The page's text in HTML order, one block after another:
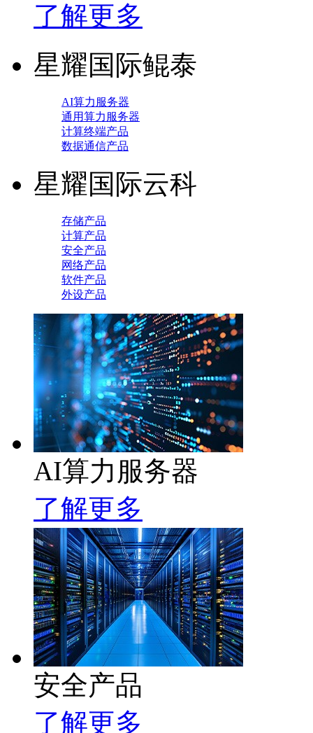
了解更多
星耀国际鲲泰
AI算力服务器
通用算力服务器
计算终端产品
数据通信产品
星耀国际云科
存储产品
计算产品
安全产品
网络产品
软件产品
外设产品
AI算力服务器
了解更多
安全产品
了解更多